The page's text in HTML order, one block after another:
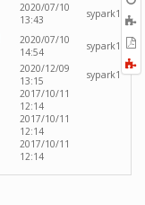
2020/07/10
13:43
sypark1
2020/07/10
14:54
sypark1
2020/12/09
13:15
sypark1
2017/10/11
12:14
2017/10/11
12:14
2017/10/11
12:14